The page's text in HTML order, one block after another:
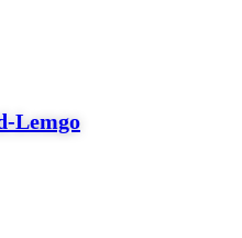
Lemgo